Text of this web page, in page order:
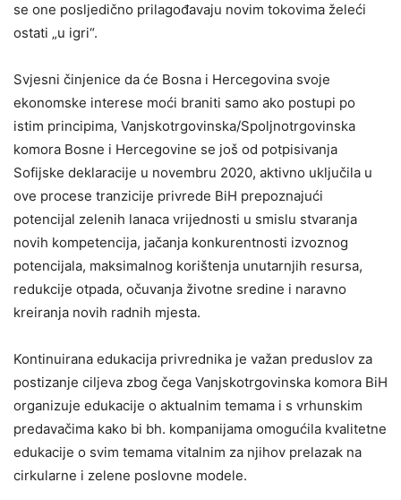
se one posljedično prilagođavaju novim tokovima želeći
ostati „u igri“.
Svjesni činjenice da će Bosna i Hercegovina svoje
ekonomske interese moći braniti samo ako postupi po
istim principima, Vanjskotrgovinska/Spoljnotrgovinska
komora Bosne i Hercegovine se još od potpisivanja
Sofijske deklaracije u novembru 2020, aktivno uključila u
ove procese tranzicije privrede BiH prepoznajući
potencijal zelenih lanaca vrijednosti u smislu stvaranja
novih kompetencija, jačanja konkurentnosti izvoznog
potencijala, maksimalnog korištenja unutarnjih resursa,
redukcije otpada, očuvanja životne sredine i naravno
kreiranja novih radnih mjesta.
Kontinuirana edukacija privrednika je važan preduslov za
postizanje ciljeva zbog čega Vanjskotrgovinska komora BiH
organizuje edukacije o aktualnim temama i s vrhunskim
predavačima kako bi bh. kompanijama omogućila kvalitetne
edukacije o svim temama vitalnim za njihov prelazak na
cirkularne i zelene poslovne modele.